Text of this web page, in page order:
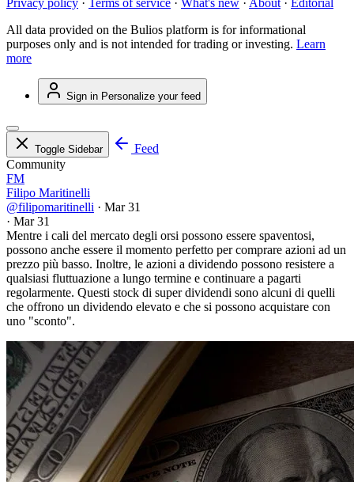
Privacy policy · Terms of service · What's new · About · Editorial
All data provided on the Bulios platform is for informational
purposes only and is not intended for trading or investing. Learn
more
Sign in Personalize your feed
Toggle Sidebar
Feed
Community
FM
Filipo Maritinelli
@filipomaritinelli · Mar 31
· Mar 31
Mentre i cali del mercato degli orsi possono essere spaventosi,
possono anche essere il momento perfetto per comprare azioni ad un
prezzo più basso. Inoltre, le azioni a dividendo possono resistere a
qualsiasi fluttuazione a lungo termine e continuare a pagarti
regolarmente. Questi stock di super dividendi sono alcuni di quelli
che offrono un dividendo elevato e che si possono acquistare con
uno "sconto".